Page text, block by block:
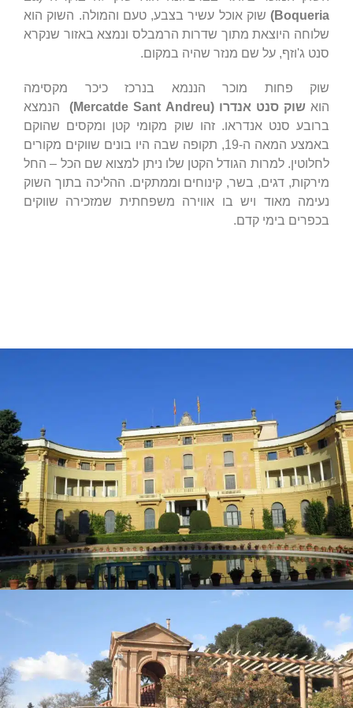
Boqueria
) שוק אוכל עשיר בצבע, טעם והמולה. השוק הוא
שלוחה היוצאת מתוך שדרות הרמבלס ונמצא באזור שנקרא
סנט ג'וזף, על שם מנזר שהיה במקום.
שוק פחות מוכר הננמא בנרכז כיכר מקסימה
הואשוק סנט אנדרו (Mercatde Sant Andreu)
הנמצא
ברובע סנט אנדראו. זהו שוק מקומי קטן ומקסים שהוקם
באמצע המאה ה-19, תקופה שבה היו בונים שווקים מקורים
לחלוטין. למרות הגודל הקטן שלו ניתן למצוא שם הכל – החל
מירקות, דגים, בשר, קינוחים וממתקים. ההליכה בתוך השוק
נעימה מאוד ויש בו אווירה משפחתית שמזכירה שווקים
בכפרים בימי קדם.